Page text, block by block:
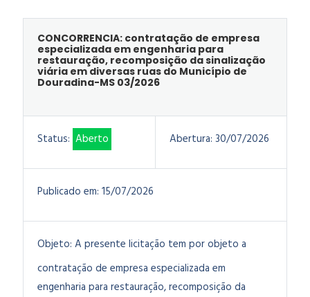
CONCORRENCIA: contratação de empresa
especializada em engenharia para
restauração, recomposição da sinalização
viária em diversas ruas do Município de
Douradina-MS 03/2026
Status: Aberto Abertura: 30/07/2026
Publicado em: 15/07/2026
Objeto: A presente licitação tem por objeto a
contratação de empresa especializada em
engenharia para restauração, recomposição da